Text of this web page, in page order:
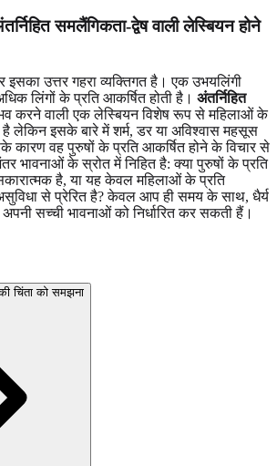
समलैंगिकता-द्वेष वाली लेस्बियन होने
उत्तर गहरा व्यक्तिगत है। एक उभयलिंगी
लिंगों के प्रति आकर्षित होती है। अंतर्निहित
करने वाली एक लेस्बियन विशेष रूप से महिलाओं के
है लेकिन इसके बारे में शर्म, डर या अविश्वास महसूस
कारण वह पुरुषों के प्रति आकर्षित होने के विचार से
भावनाओं के स्रोत में निहित है: क्या पुरुषों के प्रति
है, या यह केवल महिलाओं के प्रति
से प्रेरित है? केवल आप ही समय के साथ, धैर्य
सच्ची भावनाओं को निर्धारित कर सकती हैं।
चिंता को समझना